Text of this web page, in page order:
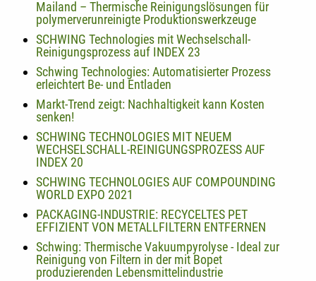
Mailand – Thermische Reinigungslösungen für
polymerverunreinigte Produktionswerkzeuge
SCHWING Technologies mit Wechselschall-
Reinigungsprozess auf INDEX 23
Schwing Technologies: Automatisierter Prozess
erleichtert Be- und Entladen
Markt-Trend zeigt: Nachhaltigkeit kann Kosten
senken!
SCHWING TECHNOLOGIES MIT NEUEM
WECHSELSCHALL-REINIGUNGSPROZESS AUF
INDEX 20
SCHWING TECHNOLOGIES AUF COMPOUNDING
WORLD EXPO 2021
PACKAGING-INDUSTRIE: RECYCELTES PET
EFFIZIENT VON METALLFILTERN ENTFERNEN
Schwing: Thermische Vakuumpyrolyse - Ideal zur
Reinigung von Filtern in der mit Bopet
produzierenden Lebensmittelindustrie